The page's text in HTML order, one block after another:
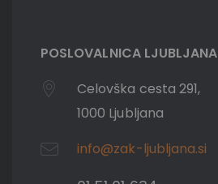
POSLOVALNICA LJUBLJANA
Celovška cesta 291,
1000 Ljubljana
info@zak-ljubljana.si